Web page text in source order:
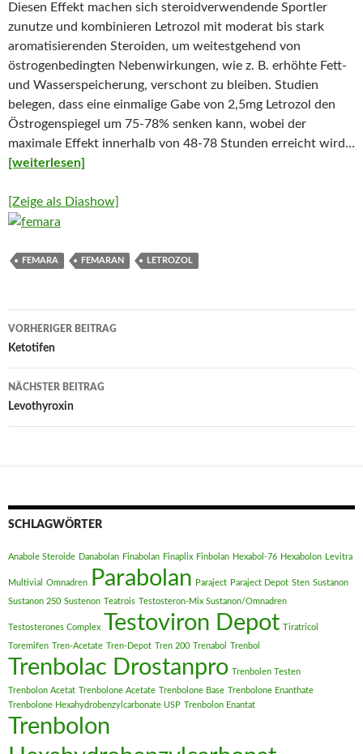
Diesen Effekt machen sich steroidverwendende Sportler
zunutze und kombinieren Letrozol mit moderat bis stark
aromatisierenden Steroiden, um weitestgehend von
östrogenbedingten Nebenwirkungen, wie z. B. erhöhte Fett-
und Wasserspeicherung, verschont zu bleiben. Studien
belegen, dass eine einmalige Gabe von 2,5mg Letrozol den
Östrogenspiegel um 75-78% senken kann, wobei der
maximale Effekt innerhalb von 48-78 Stunden erreicht wird…
[weiterlesen]
[Zeige als Diashow]
FEMARA FEMARAN LETROZOL
Beitrags-
Navigation
VORHERIGER BEITRAG
Ketotifen
NÄCHSTER BEITRAG
Levothyroxin
SCHLAGWÖRTER
Anabole Steroide Danabolan Finabolan Finaplix Finbolan Hexabol-76 Hexabolon Levitra
Multivial Omnadren Parabolan Paraject Paraject Depot Sten Sustanon
Sustanon 250 Sustenon Teatrois Testosteron-Mix Sustanon/Omnadren
Testosterones Complex Testoviron Depot Tiratricol
Toremifen Tren-Acetate Tren-Depot Tren 200 Trenabol Trenbol
Trenbolac Drostanpro Trenbolen Testen
Trenbolon Acetat Trenbolone Acetate Trenbolone Base Trenbolone Enanthate
Trenbolone Hexahydrobenzylcarbonate USP Trenbolon Enantat
Trenbolon